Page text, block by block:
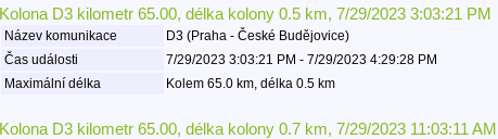
Kolona D3 kilometr 65.00, délka kolony 0.5 km, 7/29/2023 3:03:21 PM
Název komunikace D3 (Praha - České Budějovice)
Čas události
7/29/2023 3:03:21 PM - 7/29/2023 4:29:28 PM
Maximální délka
Kolem 65.0 km, délka 0.5 km
Kolona D3 kilometr 65.00, délka kolony 0.7 km, 7/29/2023 11:03:11 AM